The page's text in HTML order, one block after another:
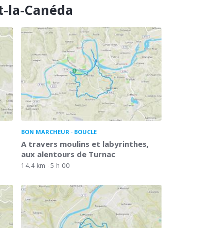
la-Canéda
BON MARCHEUR BOUCLE
A travers moulins et labyrinthes,
aux alentours de Turnac
14.4 km 5 h 00